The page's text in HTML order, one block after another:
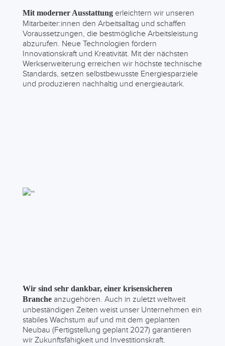
Mit moderner Ausstattungerleichtern wir unseren
Mitarbeiter:innen den Arbeitsalltag und schaffen
Voraussetzungen, die bestmögliche Arbeitsleistung
abzurufen. Neue Technologien fördern
Innovationskraft und Kreativität. Mit der nächsten
Werkserweiterung erreichen wir höchste technische
Standards, setzen selbstbewusste Energiesparziele
und produzieren nachhaltig und energieautark.
Wir sind sehr dankbar, einer krisensicheren
Brancheanzugehören. Auch in zuletzt weltweit
unbeständigen Zeiten weist unser Unternehmen ein
stabiles Wachstum auf und mit dem geplanten
Neubau (Fertigstellung geplant 2027) garantieren
wir Zukunftsfähigkeit und Investitionskraft.